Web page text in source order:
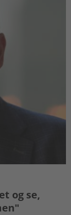
og se,